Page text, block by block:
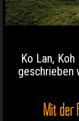
Ko Lan,
geschrieben
Mit der